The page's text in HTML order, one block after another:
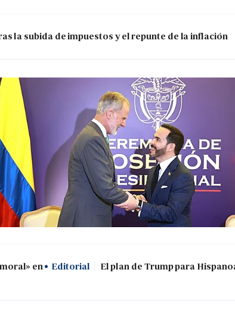
la subida de impuestos y el repunte de la inflación
en
Editorial El plan de Trump para